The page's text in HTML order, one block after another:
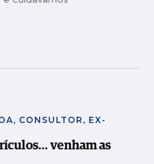
CONSULTOR, EX-
venham as